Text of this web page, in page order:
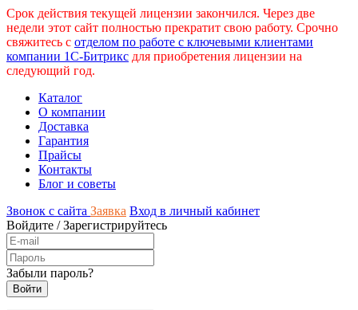
Срок действия текущей лицензии закончился. Через две
недели этот сайт полностью прекратит свою работу. Срочно
свяжитесь с отделом по работе с ключевыми клиентами
компании 1С-Битрикс для приобретения лицензии на
следующий год.
Каталог
О компании
Доставка
Гарантия
Прайсы
Контакты
Блог и советы
Звонок с сайта Заявка Вход в личный кабинет
Войдите /Зарегистрируйтесь
Забыли пароль?